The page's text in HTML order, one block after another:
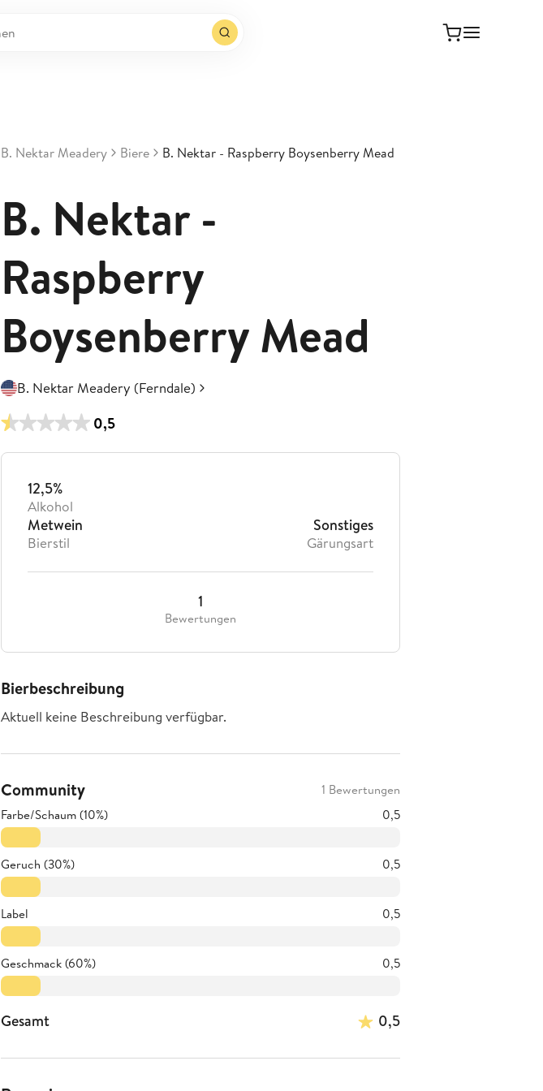
B. Nektar Meadery Biere B. Nektar - Raspberry Boysenberry Mead
B. Nektar -
Raspberry
Boysenberry Mead
B. Nektar Meadery (Ferndale)
0,5
12,5%
Alkohol
Metwein
Bierstil
Sonstiges
Gärungsart
1
Bewertungen
Bierbeschreibung
Aktuell keine Beschreibung verfügbar.
Community
1 Bewertungen
Farbe/Schaum (10%)
0,5
Geruch (30%) 0,5
Label 0,5
Geschmack (60%) 0,5
Gesamt 0,5